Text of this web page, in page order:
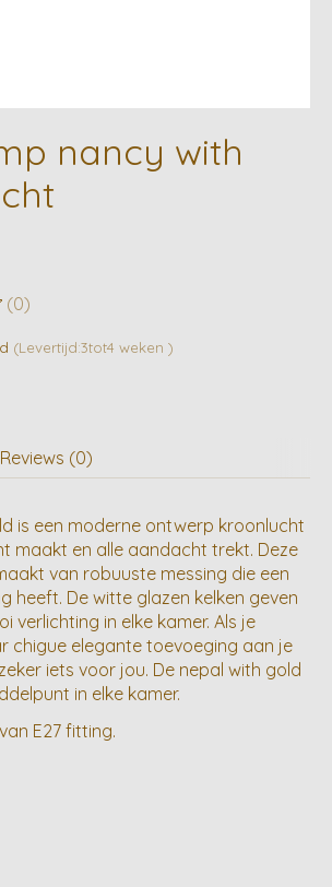
nancy with
dit product is
(0)
(Levertijd:3tot4 weken )
Reviews (0)
is een moderne ontwerp kroonlucht
maakt en alle aandacht trekt. Deze
van robuuste messing die een
heeft. De witte glazen kelken geven
verlichting in elke kamer. Als je
chigue elegante toevoeging aan je
iets voor jou. De nepal with gold
in elke kamer.
E27 fitting.